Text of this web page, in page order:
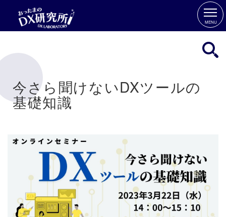
MENU
今さら聞けないDXツールの
基礎知識